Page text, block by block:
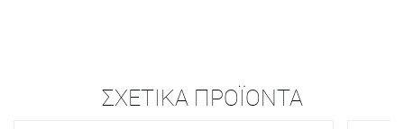
ΣΧΕΤΙΚΆ ΠΡΟΪΌΝΤΑ